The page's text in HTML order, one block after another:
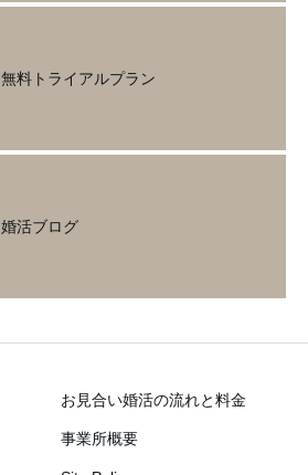
無料トライアルプラン
婚活ブログ
お見合い婚活の流れと料金
事業所概要